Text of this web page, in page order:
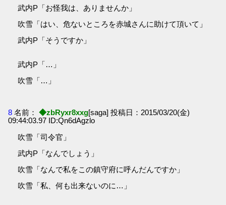
武内P「お怪我は、ありませんか」
吹雪「はい、危ないところを赤城さんに助けて頂いて」
武内P「そうですか」
武内P「…」
吹雪「…」
8 名前： ◆zbRyxr8xxg[saga] 投稿日：2015/03/20(金)
09:44:03.97 ID:Qn6dAgzlo
吹雪「司令官」
武内P「なんでしょう」
吹雪「なんで私をこの鎮守府に呼んだんですか」
吹雪「私、何も出来ないのに…」